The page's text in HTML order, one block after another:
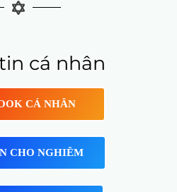
cá nhân
CÁ NHÂN
CHO NGHIÊM